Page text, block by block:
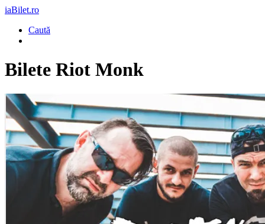
iaBilet.ro
Caută
Bilete Riot Monk